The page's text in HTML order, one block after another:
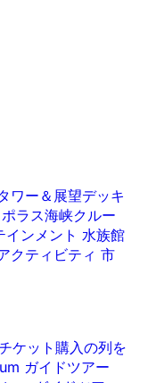
ワー＆展望デッキ
ラス海峡クルー
インメント 水族館
クティビティ 市
ケット購入の列を
ガイドツアー